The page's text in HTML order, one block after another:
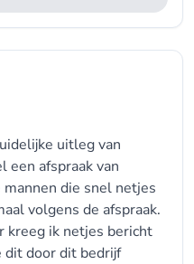
uitleg van
een afspraak van
die snel netjes
volgens de afspraak.
kreeg ik netjes bericht
dit door dit bedrijf